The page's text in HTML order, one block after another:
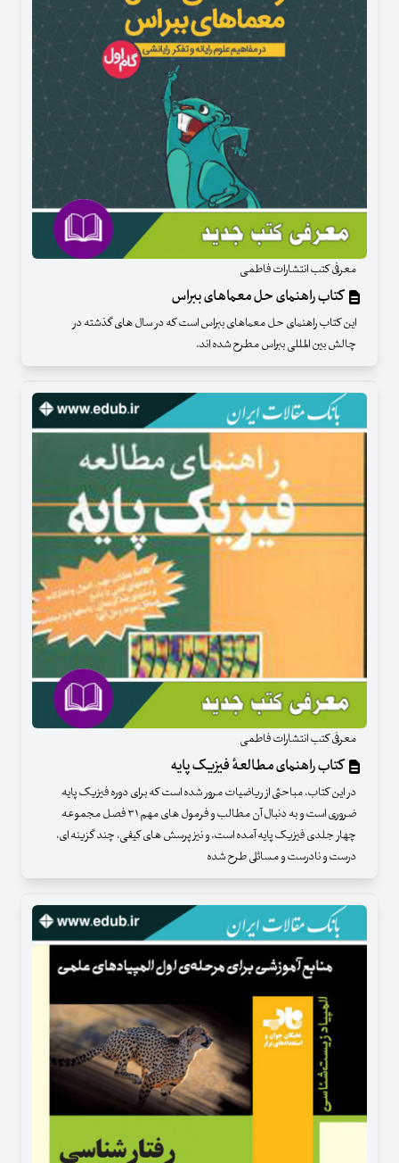
معرفی کتب انتشارات فاطمی
کتاب راهنمای حل معماهای ببراس
این کتاب راهنمای حل معماهای ببراس است که در سال های گذشته در
چالش بین المللی ببراس مطرح شده اند.
معرفی کتب انتشارات فاطمی
کتاب راهنمای مطالعهٔ فیزیک پایه
در این کتاب، مباحثی از ریاضیات مرور شده است که برای دوره فیزیک پایه
ضروری است و به دنبال آن مطالب و فرمول های مهم ۳۱ فصل مجموعه
چهار جلدی فیزیک پایه آمده است. و نیز پرسش های کیفی، چند گزینه ای،
درست و نادرست و مسائلی طرح شده